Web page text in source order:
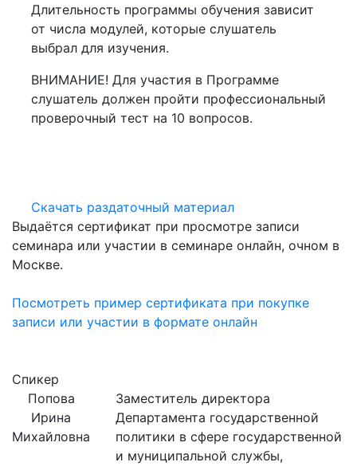
Длительность программы обучения зависит
от числа модулей, которые слушатель
выбрал для изучения.
ВНИМАНИЕ! Для участия в Программе
слушатель должен пройти профессиональный
проверочный тест на 10 вопросов.
Скачать раздаточный материал
Выдаётся сертификат при просмотре записи
семинара или участии в семинаре онлайн, очном в
Москве.
Посмотреть пример сертификата при покупке
записи или участии в формате онлайн
Спикер
Попова
Ирина
Михайловна
Заместитель директора
Департамента государственной
политики в сфере государственной
и муниципальной службы,